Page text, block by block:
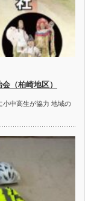
（柏崎地区）
小中高生が協力 地域の